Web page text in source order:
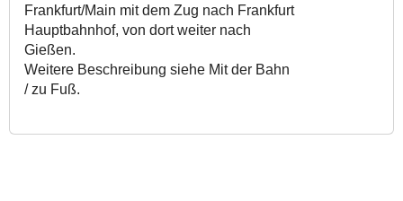
Frankfurt/Main mit dem Zug nach Frankfurt
Hauptbahnhof, von dort weiter nach
Gießen.
Weitere Beschreibung siehe Mit der Bahn
/ zu Fuß.